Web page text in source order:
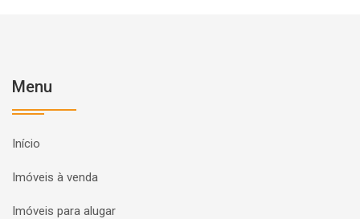
Menu
Início
Imóveis à venda
Imóveis para alugar